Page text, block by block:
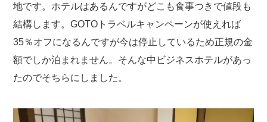
地です。ホテルはあるんですがどこも食事つきで値段も
結構します。GOTOトラベルキャンペーンが使えれば
35％オフになるんですが今は停止しているため正規の金
額でしか泊まれません。そんな中ビジネスホテルがあっ
たのでそちらにしました。